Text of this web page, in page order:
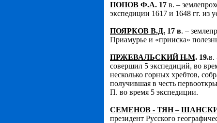
ПОПОВ Ф.А. 17 в. –
экспедиции 1617 и 1648 гг. из
ПОЯРКОВ В.Д. 17 в. –
Приамурье и «прииска»
ПРЖЕВАЛЬСКИЙ Н.М. 19.в.
совершил 5 экспедиций, во
несколько горных хребтов,
получившая в честь
П. во время 5 экспедиции.
СЕМЕНОВ - ТЯН –
президент Русского